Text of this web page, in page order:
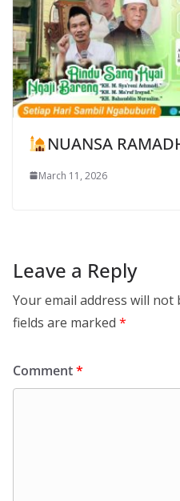
NUANSA
March 11, 2026
Leave a Reply
Your email address will not
fields are marked *
Comment*